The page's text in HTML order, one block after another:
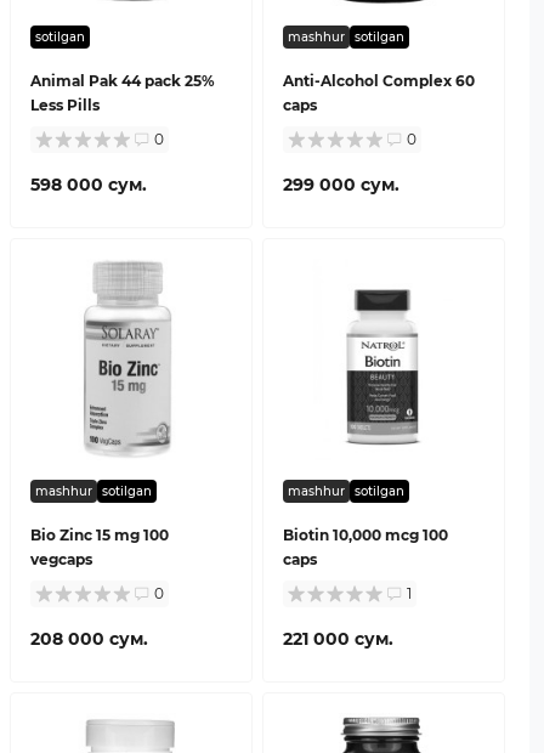
sotilgan
Animal Pak 44 pack 25%
Less Pills
0
598 000 сум.
mashhur sotilgan
Anti-Alcohol Complex 60
caps
0
299 000 сум.
mashhur sotilgan
Bio Zinc 15 mg 100
vegcaps
0
208 000 сум.
mashhur sotilgan
Biotin 10,000 mcg 100
caps
1
221 000 сум.